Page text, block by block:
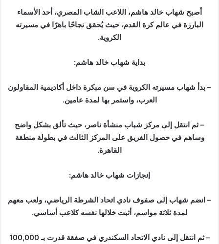
ر
ن
ي
أصبح شهاب خالد هاشم، اللاعب الشاب المصري، أحد الأسماء
البارزة في عالم كرة القدم، حيث يُحقق نجاحًا باهرًا في مسيرته
الكروية.
بداية شهاب خالد هاشم:
– بدأ شهاب مسيرته الكروية في سن مبكرة داخل أكاديمية المقاولون
العرب، واستمر بها لمدة عامين.
– ثم انتقل إلى مركز شباب منشأة ناصر، حيث تألق بشكل واضح
وساهم في حصول الفريق على المركز الثالث في بطولة منطقة
القاهرة.
إنجازات شهاب خالد هاشم:
– انضم شهاب إلى صفوف نادي اتحاد الشرطة الرياضي، ولعب معهم
لمدة ثلاثة مواسم، أثبت خلالها نفسه كلاعب أساسي.
– ثم انتقل إلى نادي الاتحاد السكندري في صفقة قدرت بـ 100,000